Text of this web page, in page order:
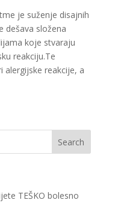
je suženje disajnih
dešava složena
koje stvaraju
reakciju.Te
alergijske reakcije, a
TEŠKO bolesno